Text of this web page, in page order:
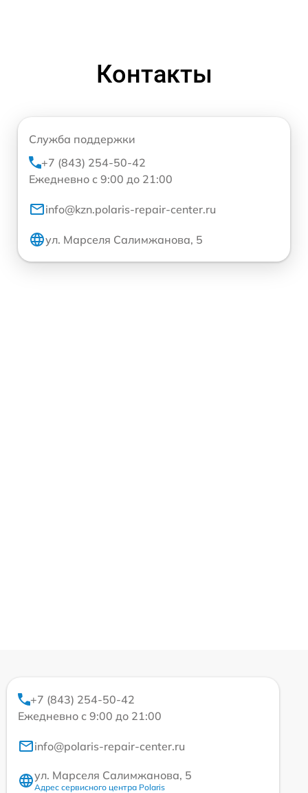
Контакты
Служба поддержки
+7 (843) 254-50-42
Ежедневно с 9:00 до 21:00
info@kzn.polaris-repair-center.ru
ул. Марселя Салимжанова, 5
+7 (843) 254-50-42
Ежедневно с 9:00 до 21:00
info@polaris-repair-center.ru
ул. Марселя Салимжанова, 5
Адрес сервисного центра Polaris